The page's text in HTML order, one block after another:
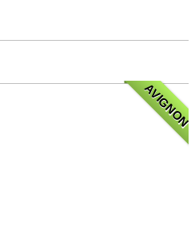
AVIGNON